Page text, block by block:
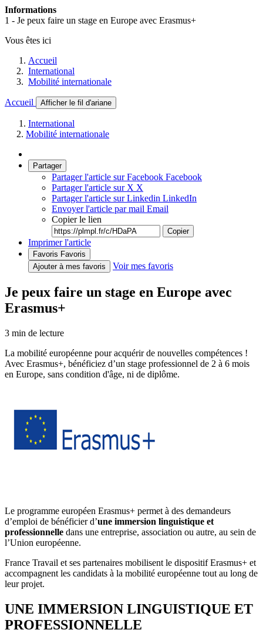
Informations
1 - Je peux faire un stage en Europe avec Erasmus+
Vous êtes ici
Accueil
International
Mobilité internationale
Accueil Afficher le fil d'ariane
International
Mobilité internationale
Partager
Partager l'article sur Facebook Facebook
Partager l'article sur X X
Partager l'article sur Linkedin LinkedIn
Envoyer l'article par mail Email
Copier le lien
Copier
Imprimer l'article
Favoris Favoris
Ajouter à mes favoris
Voir mes favoris
Je peux faire un stage en Europe avec
Erasmus+
3 min de lecture
La mobilité européenne pour acquérir de nouvelles compétences !
Avec Erasmus+, bénéficiez d’un stage professionnel de 2 à 6 mois
en Europe, sans condition d'âge, ni de diplôme.
Le programme européen Erasmus+ permet à des demandeurs
d’emploi de bénéficier d’une immersion linguistique et
professionnelle dans une entreprise, association ou autre, au sein de
l’Union européenne.
France Travail et ses partenaires mobilisent le dispositif Erasmus+ et
accompagnent les candidats à la mobilité européenne tout au long de
leur projet.
UNE IMMERSION LINGUISTIQUE ET
PROFESSIONNELLE